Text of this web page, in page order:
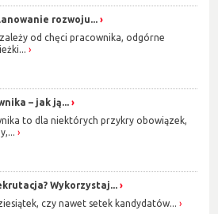
rozwoju...
od chęci pracownika, odgórne
– jak ją...
to dla niektórych przykry obowiązek,
Wykorzystaj...
czy nawet setek kandydatów...